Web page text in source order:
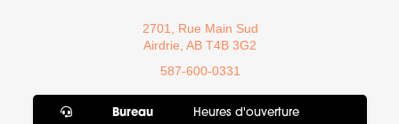
2701, Rue Main Sud
Airdrie, AB T4B 3G2
587-600-0331
Bureau Heures d'ouverture